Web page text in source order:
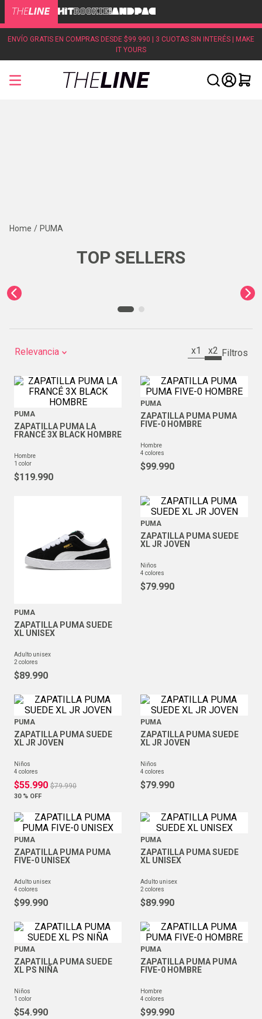
ENVÍO GRATIS EN COMPRAS DESDE $99.990 | 3 CUOTAS SIN INTERÉS | MAKE
IT YOURS
PUMA
TOP SELLERS
Relevancia x1 x2
PUMA
ZAPATILLA PUMA LA
FRANCÉ 3X BLACK HOMBRE
hombre
1 color
$119.990
PUMA
ZAPATILLA PUMA PUMA
FIVE-0 HOMBRE
hombre
4 colores
$99.990
PUMA
ZAPATILLA PUMA SUEDE
XL UNISEX
adulto unisex
2 colores
$89.990
PUMA
ZAPATILLA PUMA SUEDE
XL JR JOVEN
niños
4 colores
$79.990
PUMA
ZAPATILLA PUMA SUEDE
XL JR JOVEN
niños
4 colores
$55.990 $79.990
30 % OFF
PUMA
ZAPATILLA PUMA SUEDE
XL JR JOVEN
niños
4 colores
$79.990
PUMA
ZAPATILLA PUMA PUMA
FIVE-0 UNISEX
adulto unisex
4 colores
$99.990
PUMA
ZAPATILLA PUMA SUEDE
XL UNISEX
adulto unisex
2 colores
$89.990
PUMA
ZAPATILLA PUMA SUEDE
XL PS NIÑA
niños
1 color
$54.990
PUMA
ZAPATILLA PUMA PUMA
FIVE-0 HOMBRE
hombre
4 colores
$99.990